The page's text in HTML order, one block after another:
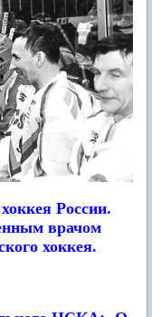
России.
врачом
хоккея.